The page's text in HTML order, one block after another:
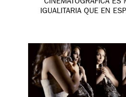
CINEMATOGRÁFICA ES
IGUALITARIA QUE EN